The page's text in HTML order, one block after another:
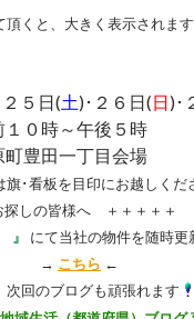
頂くと、大きく表示されます
５日(土)･２６日(日)･
時～午後５時
田一丁目会場
･看板を目印にお越しくだ
しの皆様へ ＋＋＋＋＋
』
にて当社の物件を随時更
こちら ←
次回のブログも頑張れます